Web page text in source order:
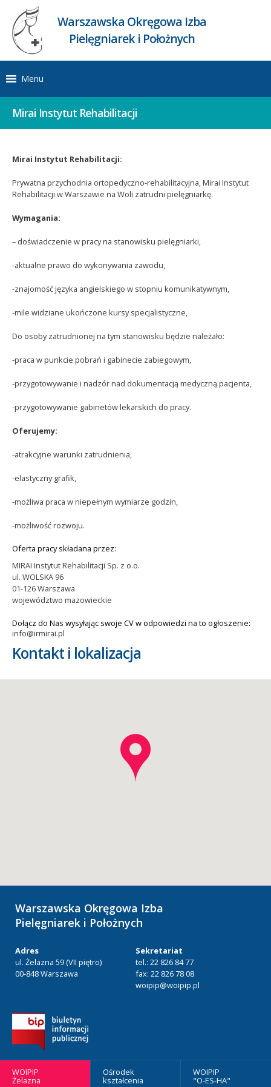
Warszawska Okręgowa Izba
Pielęgniarek i Położnych
Menu
Mirai Instytut Rehabilitacji
Mirai Instytut Rehabilitacji:
Prywatna przychodnia ortopedyczno-rehabilitacyjna, Mirai Instytut
Rehabilitacji w Warszawie na Woli zatrudni pielęgniarkę.
Wymagania:
– doświadczenie w pracy na stanowisku pielęgniarki,
-aktualne prawo do wykonywania zawodu,
-znajomość języka angielskiego w stopniu komunikatywnym,
-mile widziane ukończone kursy specjalistyczne,
Do osoby zatrudnionej na tym stanowisku będzie należało:
-praca w punkcie pobrań i gabinecie zabiegowym,
-przygotowywanie i nadzór nad dokumentacją medyczną pacjenta,
-przygotowywanie gabinetów lekarskich do pracy.
Oferujemy:
-atrakcyjne warunki zatrudnienia,
-elastyczny grafik,
-możliwa praca w niepełnym wymiarze godzin,
-możliwość rozwoju.
Oferta pracy składana przez:
MIRAI Instytut Rehabilitacji Sp. z o.o.
ul. WOLSKA 96
01-126 Warszawa
województwo mazowieckie
Dołącz do Nas wysyłając swoje CV w odpowiedzi na to ogłoszenie:
info@irmirai.pl
Kontakt i lokalizacja
Warszawska Okręgowa Izba
Pielęgniarek i Położnych
Adres
ul. Żelazna 59 (VII piętro)
00-848 Warszawa
Sekretariat
tel.: 22 826 84 77
fax: 22 826 78 08
woipip@woipip.pl
WOIPIP
Żelazna
Ośrodek
kształcenia
WOIPIP
"O-ES-HA"